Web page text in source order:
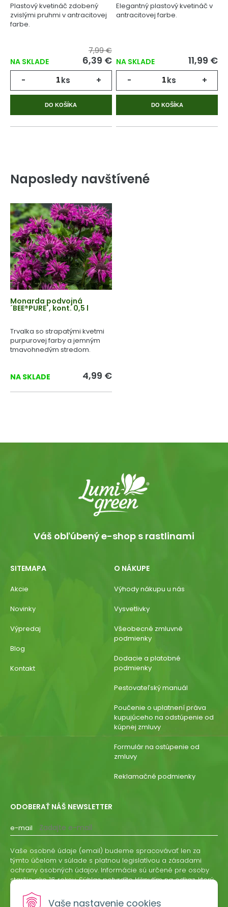
Vaše nastavenie cookies
Plastový kvetináč zdobený
zvislými pruhmi v antracitovej
farbe.
NA SKLADE
7,99 €
6,39 €
- ks +
DO KOŠÍKA
Elegantný plastový kvetináč v
antracitovej farbe.
NA SKLADE 11,99 €
- ks +
DO KOŠÍKA
Naposledy navštívené
Monarda podvojná
´BEE®PURE´, kont. 0,5 l
Trvalka so strapatými kvetmi
purpurovej farby a jemným
tmavohnedým stredom.
NA SKLADE 4,99 €
Váš obľúbený e-shop s rastlinami
SITEMAPA
Akcie
Novinky
Výpredaj
Blog
Kontakt
O NÁKUPE
Výhody nákupu u nás
Vysvetlivky
Všeobecné zmluvné
podmienky
Dodacie a platobné
podmienky
Pestovateľský manuál
Poučenie o uplatnení práva
kupujúceho na odstúpenie od
kúpnej zmluvy
Formulár na ostúpenie od
zmluvy
Reklamačné podmienky
ODOBERAŤ NÁŠ NEWSLETTER
e-mail
Vaše osobné údaje (email) budeme spracovávať len za
týmto účelom v súlade s platnou legislatívou a zásadami
ochrany osobných údajov. Informácie sú určené pre osoby
staršie ako 16 rokov. Súhlas potvrdíte kliknutím na odkaz, ktorý
odvolať písomne, emailom alebo kliknutím na odkaz z